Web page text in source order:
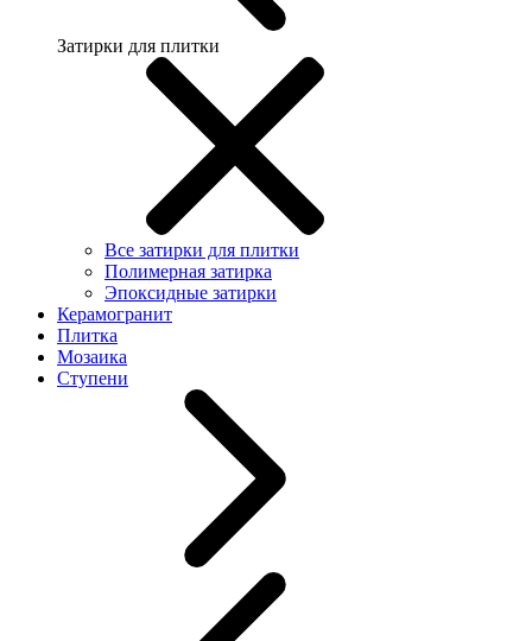
Затирки для плитки
Все затирки для плитки
Полимерная затирка
Эпоксидные затирки
Керамогранит
Плитка
Мозаика
Ступени